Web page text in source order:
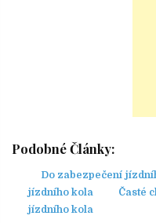
Podobné Články:
Do zabezpečení
jízdního kola
Časté
jízdního kola